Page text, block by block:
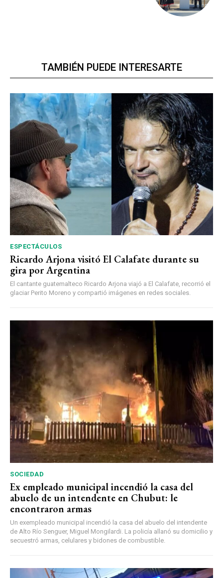
TAMBIÉN PUEDE INTERESARTE
ESPECTÁCULOS
Ricardo Arjona visitó El Calafate durante su
gira por Argentina
El cantante guatemalteco Ricardo Arjona viajó a El Calafate, recorrió el
glaciar Perito Moreno y compartió imágenes en redes sociales.
SOCIEDAD
Ex empleado municipal incendió la casa del
abuelo de un intendente en Chubut: le
encontraron armas
Un exempleado municipal incendió la casa del abuelo del intendente
de Alto Río Senguer, Miguel Mongilardi. La policía allanó su domicilio y
secuestró armas, celulares y bidones de combustible.